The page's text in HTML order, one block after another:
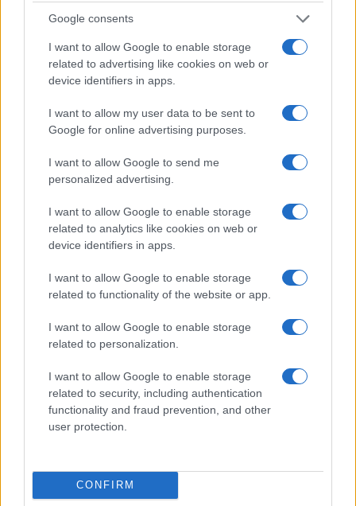
Google consents
I want to allow Google to enable storage
related to advertising like cookies on web or
device identifiers in apps.
I want to allow my user data to be sent to
Google for online advertising purposes.
I want to allow Google to send me
personalized advertising.
I want to allow Google to enable storage
related to analytics like cookies on web or
device identifiers in apps.
I want to allow Google to enable storage
related to functionality of the website or app.
I want to allow Google to enable storage
related to personalization.
I want to allow Google to enable storage
related to security, including authentication
functionality and fraud prevention, and other
user protection.
CONFIRM
NECROLOGIE
Mario Malu
Paolo Pinna
I nostri cari